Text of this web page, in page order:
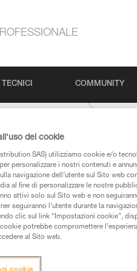
COMMUNITY
dei prodotti utilizzati in
dell’istruzione tecnica
formazione ed un
dei cookie
SAS) utilizziamo cookie e/o
personalizzare i nostri contenuti e
navigazione dell’utente sul Sito web
al fine di personalizzare le nostre
attivi solo sul Sito web e non
seguiranno l’utente durante la
clic sul link “Impostazioni cookie”,
potrebbe compromettere
al Sito web.